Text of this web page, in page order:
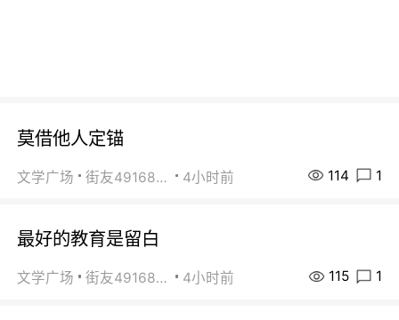
莫借他人定锚
文学广场 街友49168527 4小时前 114 1
最好的教育是留白
文学广场 街友49168527 4小时前 115 1